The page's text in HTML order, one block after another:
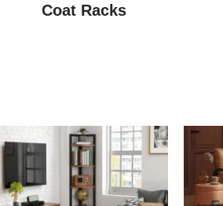
Coat Racks